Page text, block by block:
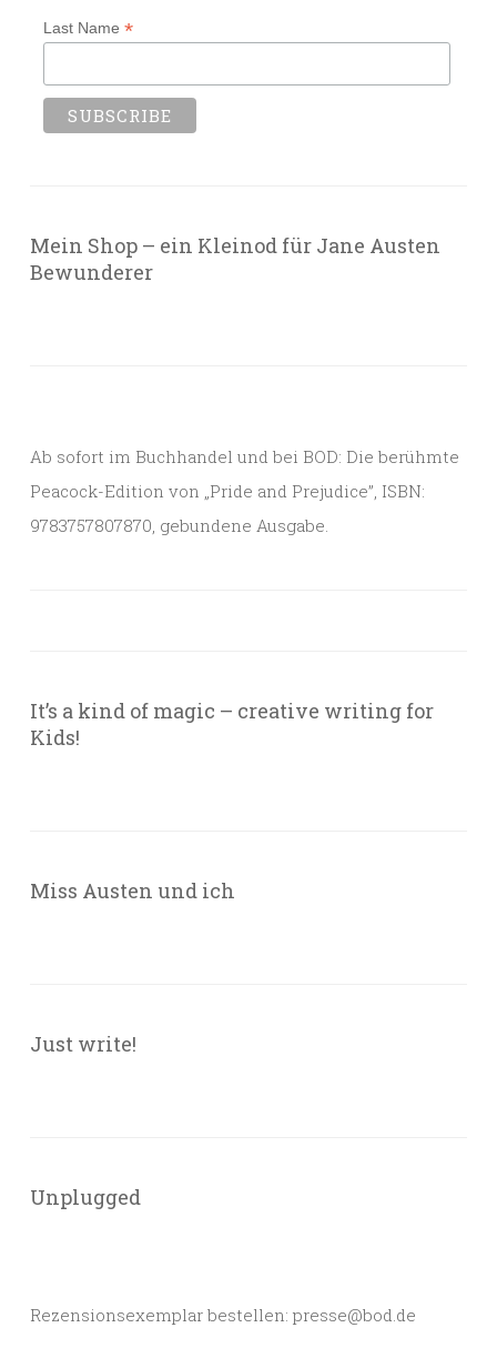
Last Name *
Mein Shop – ein Kleinod für Jane Austen
Bewunderer
Ab sofort im Buchhandel und bei BOD: Die berühmte
Peacock-Edition von „Pride and Prejudice”, ISBN:
9783757807870, gebundene Ausgabe.
It’s a kind of magic – creative writing for
Kids!
Miss Austen und ich
Just write!
Unplugged
Rezensionsexemplar bestellen: presse@bod.de